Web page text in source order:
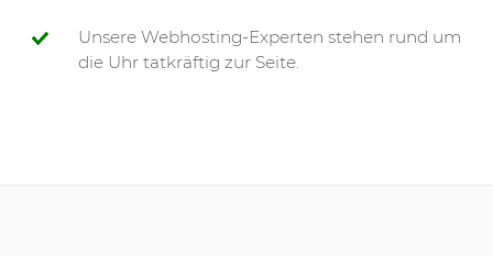
Unsere Webhosting-Experten stehen rund um
die Uhr tatkräftig zur Seite.